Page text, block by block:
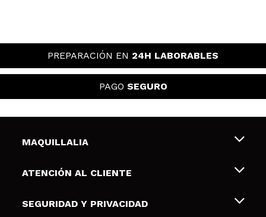
PREPARACIÓN EN 24H LABORABLES
PAGO SEGURO
MAQUILLALIA
Sobre nosotros
Tarjetas de Regalo
ATENCIÓN AL CLIENTE
Envíos y devoluciones
SEGURIDAD Y PRIVACIDAD